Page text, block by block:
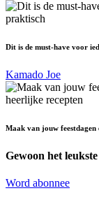
Dit is de must-have voor
Kamado Joe
Maak van jouw feestdagen
Gewoon het
Word abonnee